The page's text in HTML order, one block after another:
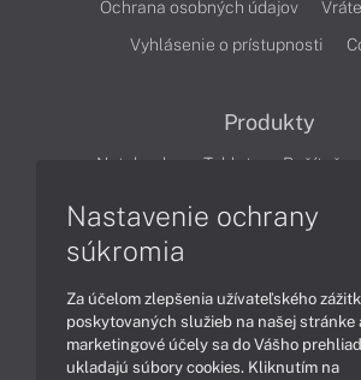
Ochrana osobných údajov
Vyhlásenie o prístupnosti
Produkty
Notebooky Tablety Počítače
Technológie
Videá
Nastavenie ochrany
súkromia
Za účelom zlepšenia užívateľského
poskytovaných služieb na našej stránke
marketingové účely sa do Vášho
ukladajú súbory cookies. Kliknutím na